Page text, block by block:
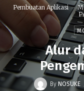
Pembuatan Aplikasi
Alur
By NOSUKE